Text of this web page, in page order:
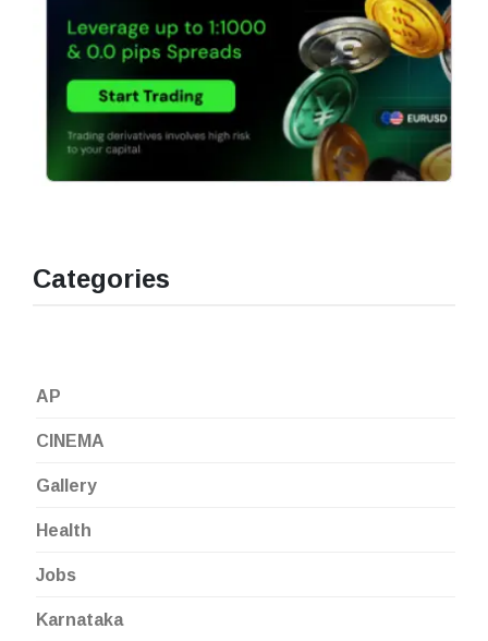
Categories
AP
CINEMA
Gallery
Health
Jobs
Karnataka